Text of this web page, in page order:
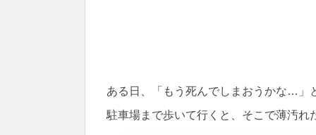
ある日、「もう死んでしまおうかな…」
駐車場まで歩いて行くと、そこで薄汚れ